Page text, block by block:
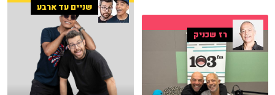
שניים עד ארבע
רז שכניק